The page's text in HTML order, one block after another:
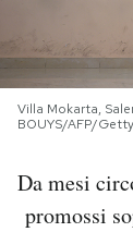
I MIEI
Villa Mokarta,
BOUYS/AFP/
Da mesi
promossi